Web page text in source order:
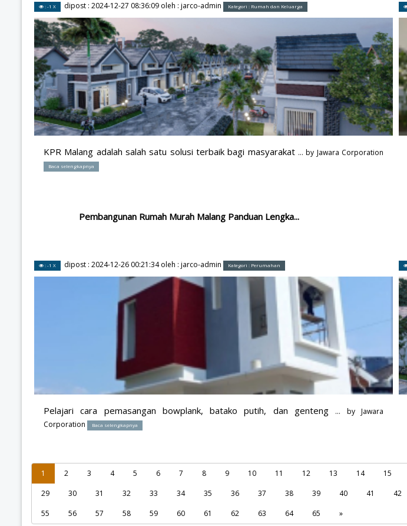
: -1 X dipost : 2024-12-27 08:36:09 oleh : jarco-admin Kategori : Rumah dan Keluarga
KPR Malang adalah salah satu solusi terbaik bagi masyarakat ... by Jawara Corporation
Baca selengkapnya
Pembangunan Rumah Murah Malang Panduan Lengka...
: -1 X dipost : 2024-12-26 00:21:34oleh : jarco-admin Kategori : Perumahan
Pelajari cara pemasangan bowplank, batako putih, dan genteng ... by Jawara
Corporation
Baca selengkapnya
1 2 3 4 5 6 7 8 9 10 11 12 13 14 15
29
30 31 32 33 34 35 36 37 38 39 40 41 42
55
56 57 58 59 60 61 62 63 64 65 »